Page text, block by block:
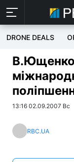
DRONE DEALS
В.Ющенко
13:16 02.09.2007 Вс
RBC.UA